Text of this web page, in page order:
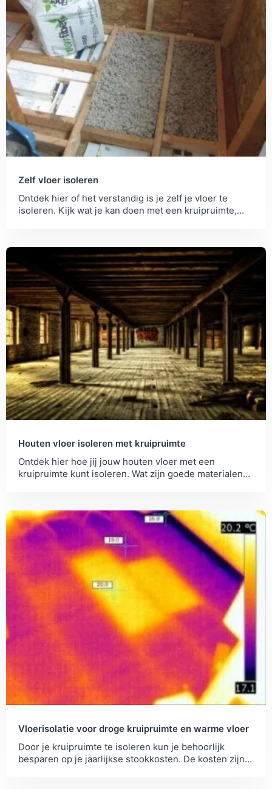
Zelf vloer isoleren
Ontdek hier of het verstandig is je zelf je vloer te
isoleren. Kijk wat je kan doen met een kruipruimte,
Houten vloer isoleren met kruipruimte
Ontdek hier hoe jij jouw houten vloer met een
kruipruimte kunt isoleren. Wat zijn goede materialen
Vloerisolatie voor droge kruipruimte en warme vloer
Door je kruipruimte te isoleren kun je behoorlijk
besparen op je jaarlijkse stookkosten. De kosten zijn